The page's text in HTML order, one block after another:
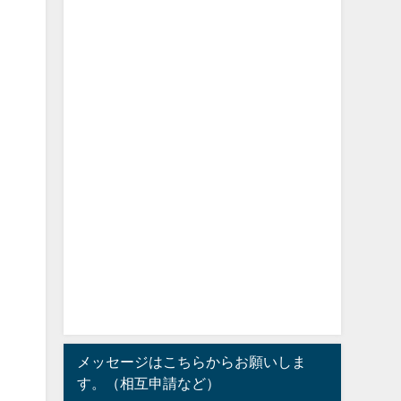
メッセージはこちらからお願いしま
す。（相互申請など）